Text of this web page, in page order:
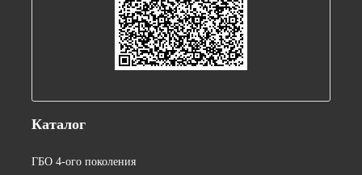
Каталог
ГБО 4-ого поколения